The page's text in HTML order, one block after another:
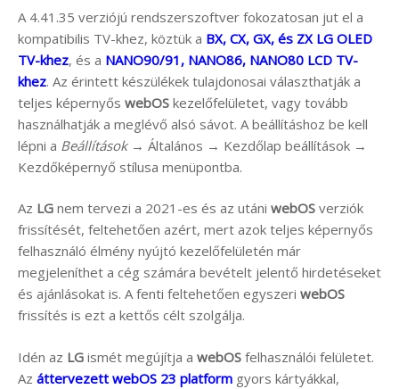
A 4.41.35 verziójú rendszerszoftver fokozatosan jut el a
kompatibilis TV-khez, köztük a BX, CX, GX, és ZX LG OLED
TV-khez, és a NANO90/91, NANO86, NANO80 LCD TV-
khez. Az érintett készülékek tulajdonosai választhatják a
teljes képernyős webOS kezelőfelületet, vagy tovább
használhatják a meglévő alsó sávot. A beállításhoz be kell
lépni a Beállítások→ Általános → Kezdőlap beállítások →
Kezdőképernyő stílusa menüpontba.
Az LG nem tervezi a 2021-es és az utáni webOS verziók
frissítését, feltehetően azért, mert azok teljes képernyős
felhasználó élmény nyújtó kezelőfelületén már
megjeleníthet a cég számára bevételt jelentő hirdetéseket
és ajánlásokat is. A fenti feltehetően egyszeri webOS
frissítés is ezt a kettős célt szolgálja.
Idén az LG ismét megújítja a webOS felhasználói felületet.
Az áttervezett webOS 23 platform gyors kártyákkal,